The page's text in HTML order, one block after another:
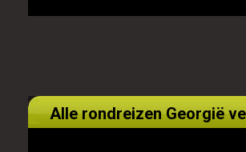
Alle rondreizen Georgië